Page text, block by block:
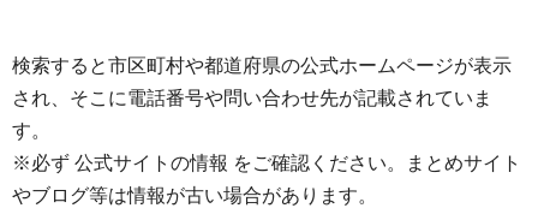
検索すると市区町村や都道府県の公式ホームページが表示
され、そこに電話番号や問い合わせ先が記載されていま
す。
※必ず 公式サイトの情報 をご確認ください。まとめサイト
やブログ等は情報が古い場合があります。